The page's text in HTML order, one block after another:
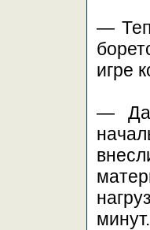
—
игре
— Да,
минут.